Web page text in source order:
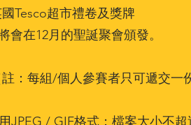
超市禮卷及獎牌
在12月的聖誕聚會頒發。
：每組/個人參賽者只可遞交一
JPEG / GIF格式；檔案大小不超